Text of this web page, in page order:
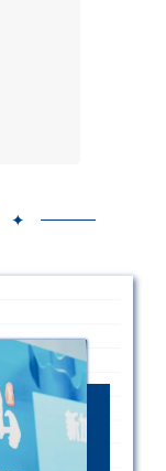
✦